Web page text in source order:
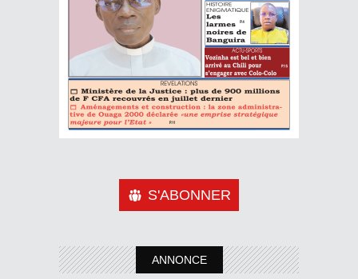
S'ABONNER
ANNONCE